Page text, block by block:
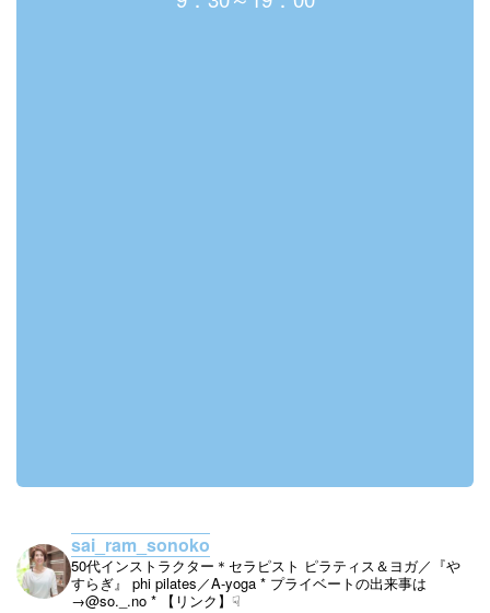
sai_ram_sonoko
50代インストラクター＊セラピスト ピラティス＆ヨガ／『や
すらぎ』
phi pilates／A-yoga * プライベートの出来事は
→@so._.no * 【リンク】☟